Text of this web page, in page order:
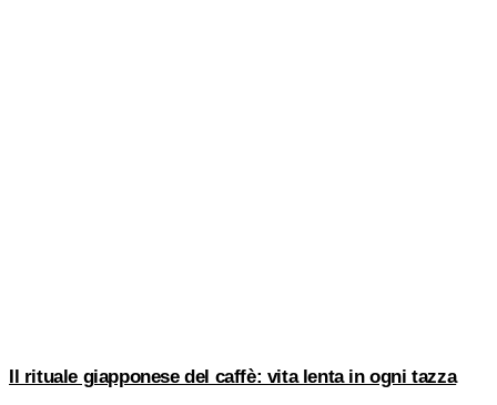
Il rituale giapponese del caffè: vita lenta in ogni tazza